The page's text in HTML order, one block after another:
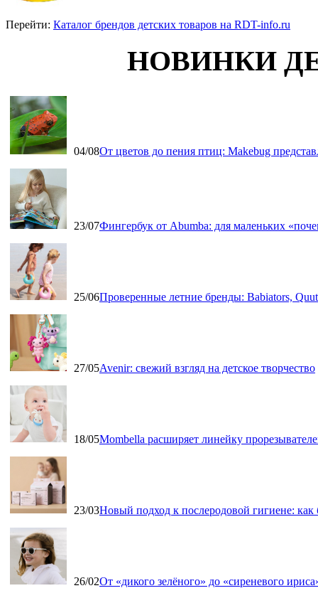
Перейти: Каталог брендов детских товаров на RDT-info.ru
НОВИНКИ
04/08От цветов до пения птиц: Makebug
23/07Фингербук от Abumba: для маленьких
25/06Проверенные летние бренды: Babiators,
27/05Avenir: свежий взгляд на детское творчество
18/05Mombella расширяет линейку
23/03Новый подход к послеродовой гигиене:
26/02От «дикого зелёного» до «сиреневого